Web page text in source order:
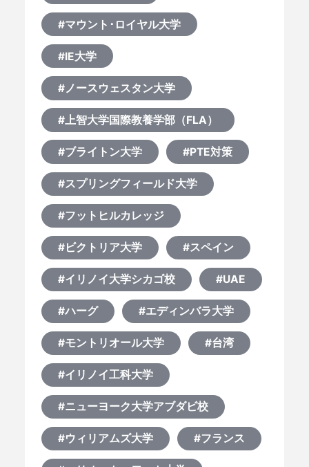
#マウント･ロイヤル大学
#IE大学
#ノースウェスタン大学
#上智大学国際教養学部（FLA）
#ブライトン大学 #PTE対策
#スプリングフィールド大学
#フットヒルカレッジ
#ビクトリア大学 #スペイン
#イリノイ大学シカゴ校 #UAE
#ハーグ #エディンバラ大学
#モントリオール大学 #台湾
#イリノイ工科大学
#ニューヨーク大学アブダビ校
#ウィリアムズ大学 #フランス